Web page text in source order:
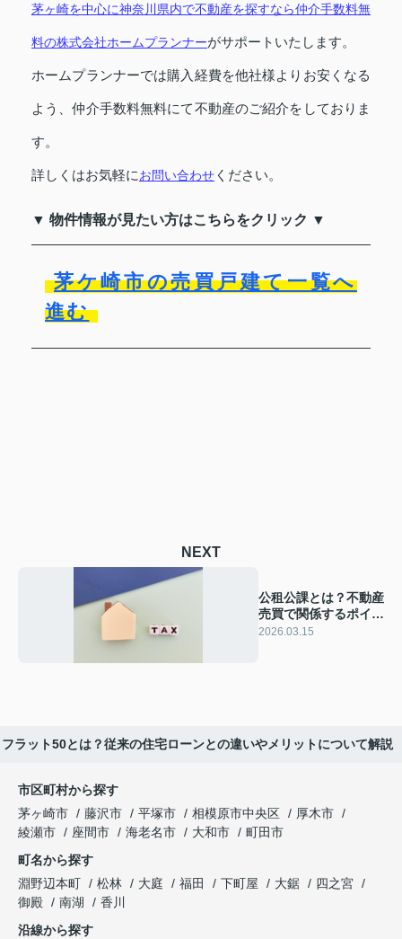
茅ヶ崎を中心に神奈川県内で不動産を探すなら仲介手数料無
料の株式会社ホームプランナーがサポートいたします。
ホームプランナーでは購入経費を他社様よりお安くなる
よう、仲介手数料無料にて不動産のご紹介をしておりま
す。
詳しくはお気軽にお問い合わせ ください。
▼ 物件情報が見たい方はこちらをクリック ▼
茅ケ崎市の売買戸建て一覧へ
進む
NEXT
公租公課とは？不動産
売買で関係するポイン
トを解説
2026.03.15
フラット50とは？従来の住宅ローンとの違いやメリットについて解説
市区町村から探す
茅ヶ崎市
藤沢市 平塚市 相模原市中央区
厚木市
綾瀬市
座間市 海老名市 大和市
町田市
町名から探す
淵野辺本町
松林 大庭 福田 下町屋 大鋸
四之宮
御殿
南湖
香川
沿線から探す